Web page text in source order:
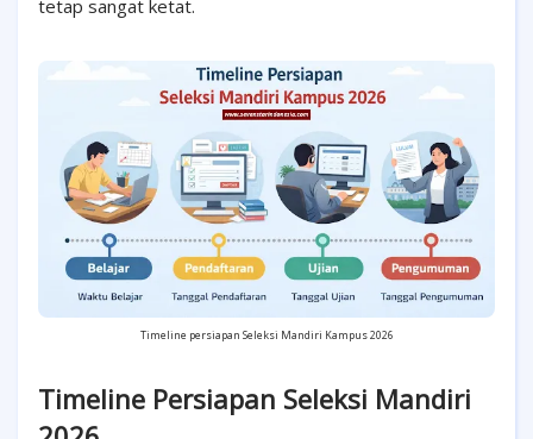
tetap sangat ketat.
Timeline persiapan Seleksi Mandiri Kampus 2026
Timeline Persiapan Seleksi Mandiri